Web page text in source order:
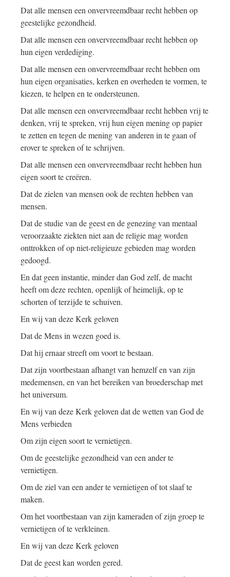
Dat alle mensen een onvervreemdbaar recht hebben op
geestelijke gezondheid.
Dat alle mensen een onvervreemdbaar recht hebben op
hun eigen verdediging.
Dat alle mensen een onvervreemdbaar recht hebben om
hun eigen organisaties, kerken en overheden te vormen, te
kiezen, te helpen en te ondersteunen.
Dat alle mensen een onvervreemdbaar recht hebben vrij te
denken, vrij te spreken, vrij hun eigen mening op papier
te zetten en tegen de mening van anderen in te gaan of
erover te spreken of te schrijven.
Dat alle mensen een onvervreemdbaar recht hebben hun
eigen soort te creëren.
Dat de zielen van mensen ook de rechten hebben van
mensen.
Dat de studie van de geest en de genezing van mentaal
veroorzaakte ziekten niet aan de religie mag worden
onttrokken of op niet-religieuze gebieden mag worden
gedoogd.
En dat geen instantie, minder dan God zelf, de macht
heeft om deze rechten, openlijk of heimelijk, op te
schorten of terzijde te schuiven.
En wij van deze Kerk geloven
Dat de Mens in wezen goed is.
Dat hij ernaar streeft om voort te bestaan.
Dat zijn voortbestaan afhangt van hemzelf en van zijn
medemensen, en van het bereiken van broederschap met
het universum.
En wij van deze Kerk geloven dat de wetten van God de
Mens verbieden
Om zijn eigen soort te vernietigen.
Om de geestelijke gezondheid van een ander te
vernietigen.
Om de ziel van een ander te vernietigen of tot slaaf te
maken.
Om het voortbestaan van zijn kameraden of zijn groep te
vernietigen of te verkleinen.
En wij van deze Kerk geloven
Dat de geest kan worden gered.